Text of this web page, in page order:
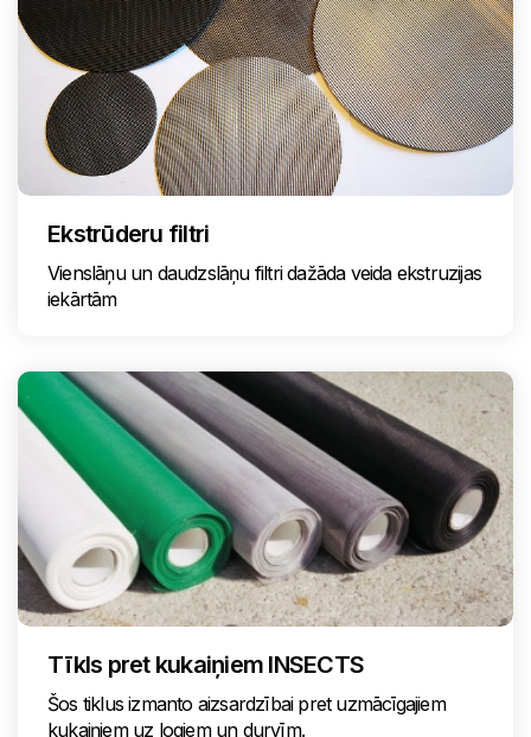
Ekstrūderu filtri
Vienslāņu un daudzslāņu filtri dažāda veida ekstruzijas
iekārtām
Tīkls pret kukaiņiem INSECTS
Šos tiklus izmanto aizsardzībai pret uzmācīgajiem
kukaiņiem uz logiem un durvīm.